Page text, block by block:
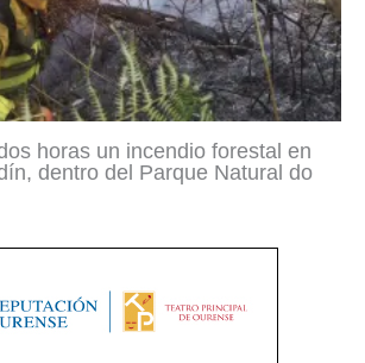
horas un incendio forestal en
dentro del Parque Natural do